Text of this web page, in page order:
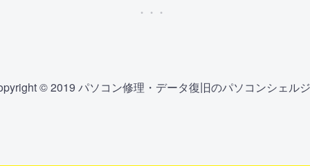
© 2019 パソコン修理・データ復旧のパソコンシェル